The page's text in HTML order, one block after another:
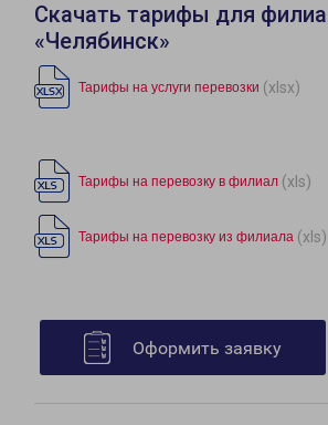
Скачать тарифы для
«Челябинск»
Тарифы на услуги перевозки (xlsx)
Тарифы на перевозку в филиал (xls)
Тарифы на перевозку из филиала (xls)
Оформить заявку